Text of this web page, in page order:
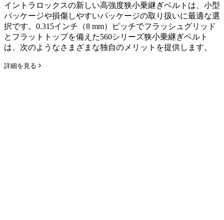
イントラロックスの新しい高強度狭小乗継ぎベルトは、小型
パッケージや損傷しやすいパッケージの取り扱いに最適な選
択です。0.315インチ（8 mm）ピッチでフラッシュグリッド
とフラットトップを備えた560シリーズ狭小乗継ぎベルト
は、次のようなさまざまな独自のメリットを提供します。
詳細を見る